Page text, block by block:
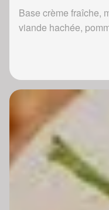
Base crème fraîche,
viande hachée,